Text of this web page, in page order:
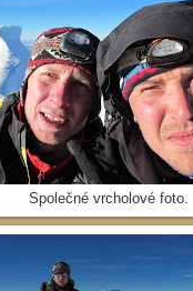
Společné vrcholové foto.